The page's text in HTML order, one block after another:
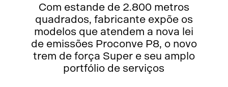
Com estande de 2.800 metros
quadrados, fabricante expõe os
modelos que atendem a nova lei
de emissões Proconve P8, o novo
trem de força Super e seu amplo
portfólio de serviços